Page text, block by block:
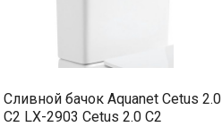
Сливной бачок Aquanet Cetus 2.0
C2 LX-2903 Cetus 2.0 C2